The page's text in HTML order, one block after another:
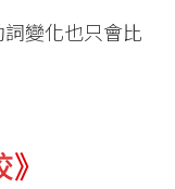
變化也只會比
》